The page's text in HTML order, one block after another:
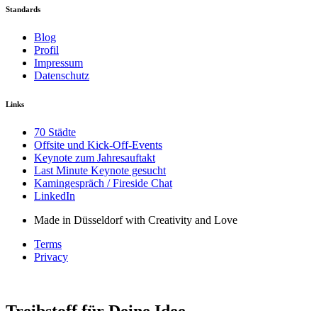
Standards
Blog
Profil
Impressum
Datenschutz
Links
70 Städte
Offsite und Kick-Off-Events
Keynote zum Jahresauftakt
Last Minute Keynote gesucht
Kamingespräch / Fireside Chat
LinkedIn
Made in Düsseldorf with Creativity and Love
Terms
Privacy